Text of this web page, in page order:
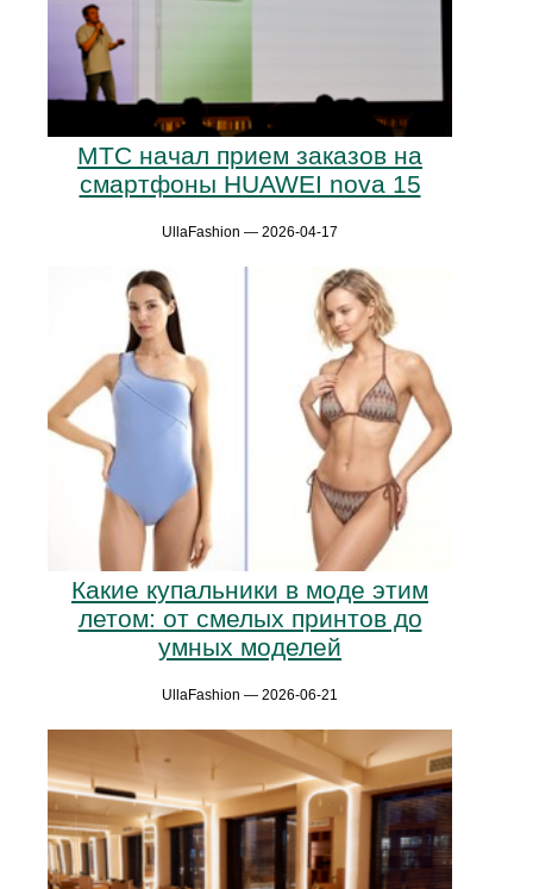
МТС начал прием заказов на
смартфоны HUAWEI nova 15
UllaFashion — 2026-04-17
Какие купальники в моде этим
летом: от смелых принтов до
умных моделей
UllaFashion — 2026-06-21